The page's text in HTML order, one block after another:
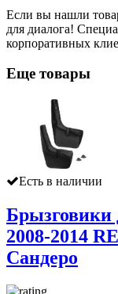
Если вы нашли
для диалога!
корпоративных
Еще товары
Есть в наличии
Брызговики
2008-2014
Сандеро